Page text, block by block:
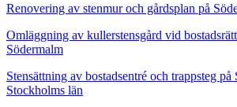
Renovering av stenmur och gårdsplan på
Omläggning av kullerstensgård vid
Södermalm
Stensättning av bostadsentré och trappsteg på
Stockholms län